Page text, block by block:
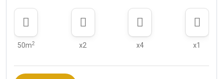
50m2 x2 x4 x1